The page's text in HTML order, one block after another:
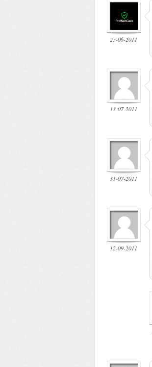
25-06-2011
13-07-2011
31-07-2011
12-09-2011